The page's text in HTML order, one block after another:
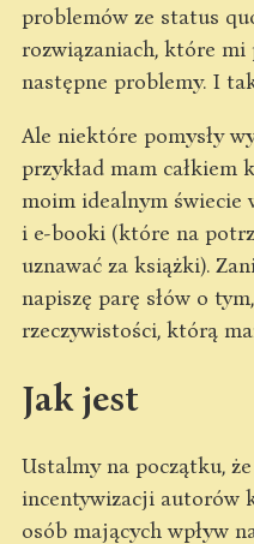
problemów ze status
rozwiązaniach, które mi
następne problemy. I
Ale niektóre pomysły
przykład mam
moim idealnym świecie
i e-booki (które na
uznawać za książki).
napiszę parę słów o
rzeczywistości, którą
Jak jest
Ustalmy na początku,
incentywizacji autorów
osób mających wpływ